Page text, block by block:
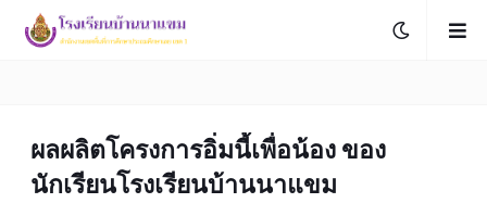
ผลผลิตโครงการอิ่มนี้เพื่อน้อง ของ
นักเรียนโรงเรียนบ้านนาแขม